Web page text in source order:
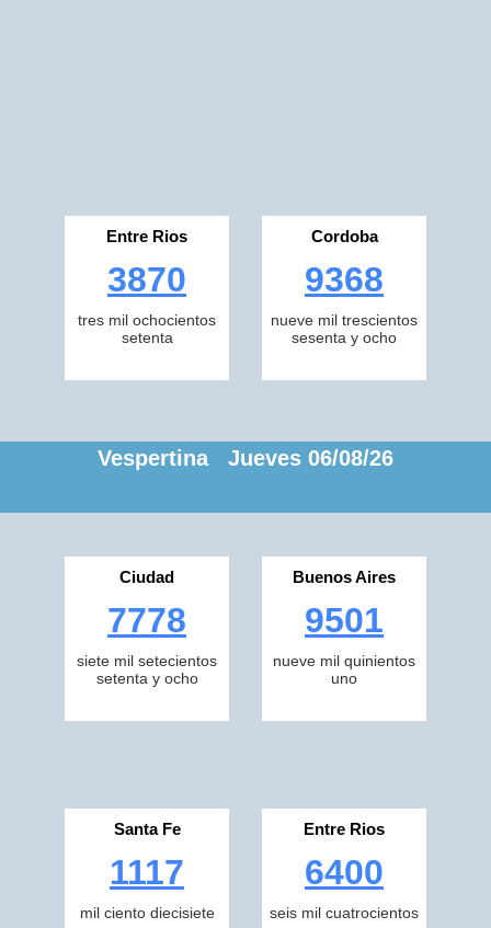
Entre Rios
3870
tres mil ochocientos
setenta
Cordoba
9368
nueve mil trescientos
sesenta y ocho
Vespertina Jueves 06/08/26
Ciudad
7778
siete mil setecientos
setenta y ocho
Buenos Aires
9501
nueve mil quinientos
uno
Santa Fe
1117
mil ciento diecisiete
Entre Rios
6400
seis mil cuatrocientos